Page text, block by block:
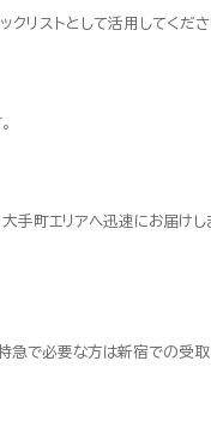
リストとして活用してくださ
大手町エリアへ迅速にお届
急で必要な方は新宿での受取